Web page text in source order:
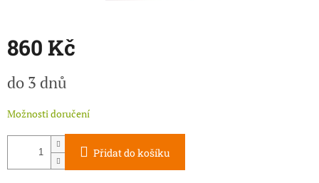
860 Kč
cena:
do 3 dnů
Možnosti doručení
Přidat do košíku